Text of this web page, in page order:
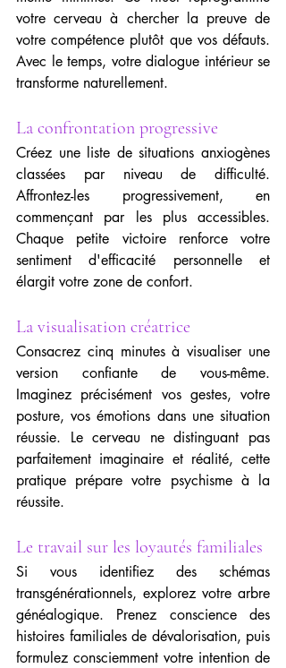
votre cerveau à chercher la preuve de
votre compétence plutôt que vos défauts.
Avec le temps, votre dialogue intérieur se
transforme naturellement.
La confrontation progressive
Créez une liste de situations anxiogènes
classées par niveau de difficulté.
Affrontez-les progressivement, en
commençant par les plus accessibles.
Chaque petite victoire renforce votre
sentiment d'efficacité personnelle et
élargit votre zone de confort.
La visualisation créatrice
Consacrez cinq minutes à visualiser une
version confiante de vous-même.
Imaginez précisément vos gestes, votre
posture, vos émotions dans une situation
réussie. Le cerveau ne distinguant pas
parfaitement imaginaire et réalité, cette
pratique prépare votre psychisme à la
réussite.
Le travail sur les loyautés familiales
Si vous identifiez des schémas
transgénérationnels, explorez votre arbre
généalogique. Prenez conscience des
histoires familiales de dévalorisation, puis
formulez consciemment votre intention de